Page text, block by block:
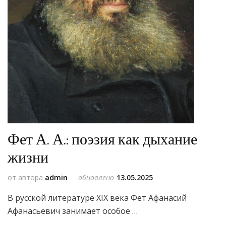
Фет А. А.: поэзия как дыхание
жизни
от автора admin обновлено 13.05.2025
В русской литературе XIX века Фет Афанасий
Афанасьевич занимает особое …